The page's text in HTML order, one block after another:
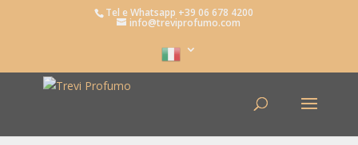
Tel e Whatsapp +39 06 678 4200
info@treviprofumo.com